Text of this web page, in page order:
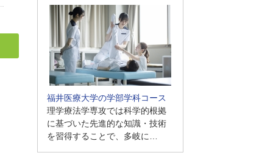
福井医療大学の学部学科コース
理学療法学専攻では科学的根拠
に基づいた先進的な知識・技術
を習得することで、多岐に…